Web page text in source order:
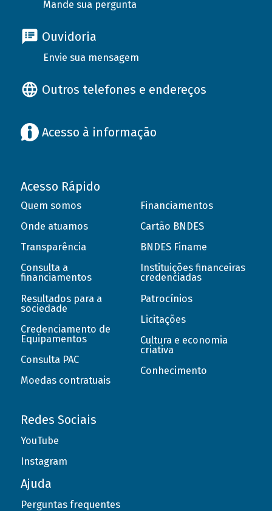
Mande sua pergunta
Ouvidoria
Envie sua mensagem
Outros telefones e endereços
Acesso à informação
Acesso Rápido
Quem somos
Onde atuamos
Transparência
Consulta a
financiamentos
Resultados para a
sociedade
Credenciamento de
Equipamentos
Consulta PAC
Moedas contratuais
Financiamentos
Cartão BNDES
BNDES Finame
Instituições financeiras
credenciadas
Patrocínios
Licitações
Cultura e economia
criativa
Conhecimento
Redes Sociais
YouTube
Instagram
Ajuda
Perguntas frequentes